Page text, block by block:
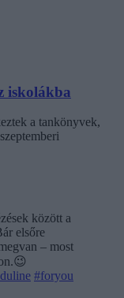
iskolákba
a tankönyvek,
között a
elsőre
– most
#foryou